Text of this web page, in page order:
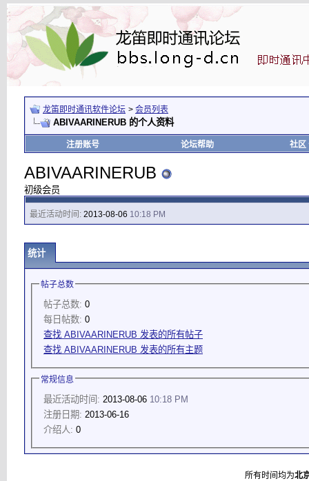
龙笛即时通讯软件论坛 > 会员列表
ABIVAARINERUB 的个人资料
注册账号 论坛帮助 社区
ABIVAARINERUB
初级会员
最近活动时间: 2013-08-06 10:18 PM
统计
帖子总数
帖子总数: 0
每日帖数: 0
查找 ABIVAARINERUB 发表的所有帖子
查找 ABIVAARINERUB 发表的所有主题
常规信息
最近活动时间: 2013-08-06 10:18 PM
注册日期: 2013-06-16
介绍人: 0
所有时间均为北